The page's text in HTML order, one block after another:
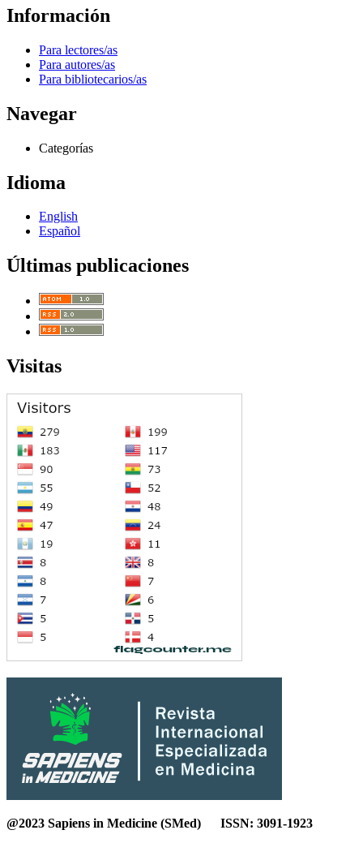
Información
Para lectores/as
Para autores/as
Para bibliotecarios/as
Navegar
Categorías
Idioma
English
Español
Últimas publicaciones
Visitas
@2023 Sapiens in Medicine (SMed) ISSN: 3091-1923